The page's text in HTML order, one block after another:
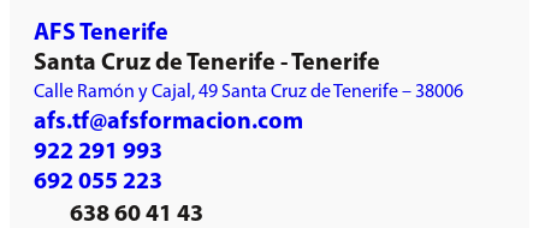
AFS Tenerife
Santa Cruz de Tenerife - Tenerife
Calle Ramón y Cajal, 49 Santa Cruz de Tenerife – 38006
afs.tf@afsformacion.com
922 291 993
692 055 223
638 60 41 43